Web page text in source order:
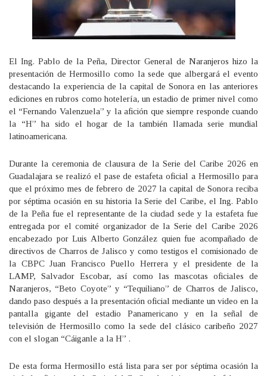
El Ing. Pablo de la Peña, Director General de Naranjeros hizo la
presentación de Hermosillo como la sede que albergará el evento
destacando la experiencia de la capital de Sonora en las anteriores
ediciones en rubros como hotelería, un estadio de primer nivel como
el “Fernando Valenzuela” y la afición que siempre responde cuando
la “H” ha sido el hogar de la también llamada serie mundial
latinoamericana.
Durante la ceremonia de clausura de la Serie del Caribe 2026 en
Guadalajara se realizó el pase de estafeta oficial a Hermosillo para
que el próximo mes de febrero de 2027 la capital de Sonora reciba
por séptima ocasión en su historia la Serie del Caribe, el Ing. Pablo
de la Peña fue el representante de la ciudad sede y la estafeta fue
entregada por el comité organizador de la Serie del Caribe 2026
encabezado por Luis Alberto González quien fue acompañado de
directivos de Charros de Jalisco y como testigos el comisionado de
la CBPC Juan Francisco Puello Herrera y el presidente de la
LAMP, Salvador Escobar, así como las mascotas oficiales de
Naranjeros, “Beto Coyote” y “Tequiliano” de Charros de Jalisco,
dando paso después a la presentación oficial mediante un video en la
pantalla gigante del estadio Panamericano y en la señal de
televisión de Hermosillo como la sede del clásico caribeño 2027
con el slogan “Cáiganle a la H” .
De esta forma Hermosillo está lista para ser por séptima ocasión la